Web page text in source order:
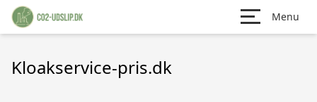
Menu
Kloakservice-pris.dk